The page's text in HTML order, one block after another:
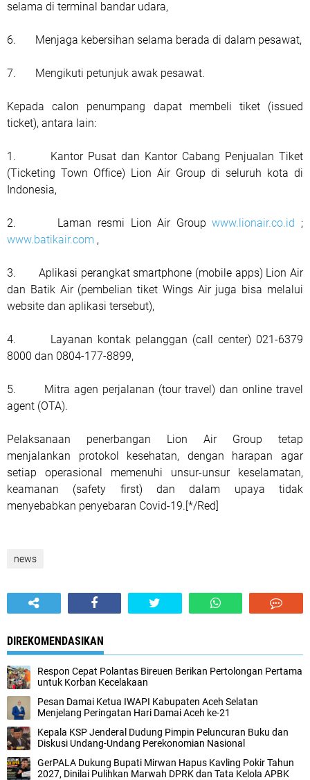
selama di terminal bandar udara,
6. Menjaga kebersihan selama berada di dalam pesawat,
7. Mengikuti petunjuk awak pesawat.
Kepada calon penumpang dapat membeli tiket (issued
ticket), antara lain:
1. Kantor Pusat dan Kantor Cabang Penjualan Tiket
(Ticketing Town Office) Lion Air Group di seluruh kota di
Indonesia,
2. Laman resmi Lion Air Groupwww.lionair.co.id ;
www.batikair.com ,
3. Aplikasi perangkat smartphone (mobile apps) Lion Air
dan Batik Air (pembelian tiket Wings Air juga bisa melalui
website dan aplikasi tersebut),
4. Layanan kontak pelanggan (call center) 021-6379
8000 dan 0804-177-8899,
5. Mitra agen perjalanan (tour travel) dan online travel
agent (OTA).
Pelaksanaan penerbangan Lion Air Group tetap
menjalankan protokol kesehatan, dengan harapan agar
setiap operasional memenuhi unsur-unsur keselamatan,
keamanan (safety first) dan dalam upaya tidak
menyebabkan penyebaran Covid-19.[*/Red]
news
DIREKOMENDASIKAN
Respon Cepat Polantas Bireuen Berikan Pertolongan Pertama
untuk Korban Kecelakaan
‎Pesan Damai Ketua IWAPI Kabupaten Aceh Selatan
Menjelang Peringatan Hari Damai Aceh ke-21
Kepala KSP Jenderal Dudung Pimpin Peluncuran Buku dan
Diskusi Undang-Undang Perekonomian Nasional
GerPALA Dukung Bupati Mirwan Hapus Kavling Pokir Tahun
2027, Dinilai Pulihkan Marwah DPRK dan Tata Kelola APBK